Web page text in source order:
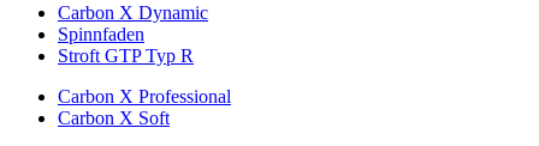
Carbon X Dynamic
Spinnfaden
Stroft GTP Typ R
Carbon X Professional
Carbon X Soft